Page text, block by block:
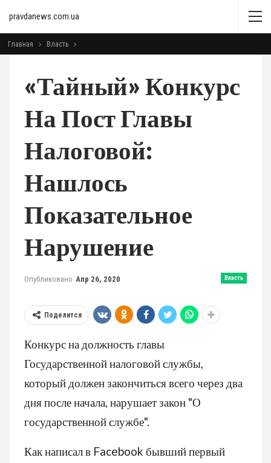
pravdanews.com.ua
Главная Власть
«Тайный» Конкурс
На Пост Главы
Налоговой:
Нашлось
Показательное
Нарушение
Власть
Опубликовано Апр 26, 2020
Поделится
Конкурс на должность главы
Государственной налоговой службы,
который должен закончиться всего через два
дня после начала, нарушает закон "О
государственной службе".
Как написал в Facebook бывший первый